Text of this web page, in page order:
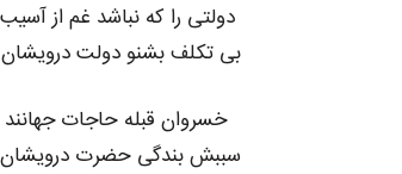
دولتی را که نباشد غم از
بی تکلف بشنو دولت
خسروان قبله حاجات
سببش بندگی حضرت